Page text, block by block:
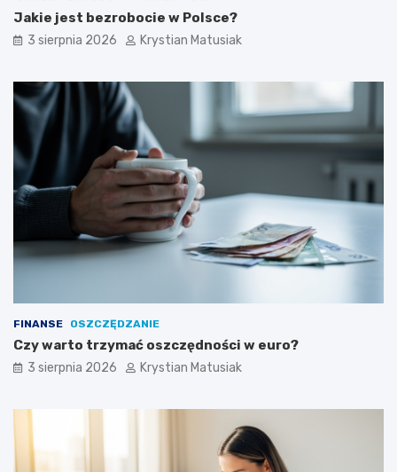
Jakie jest bezrobocie w Polsce?
3 sierpnia 2026 Krystian Matusiak
FINANSE OSZCZĘDZANIE
Czy warto trzymać oszczędności w euro?
3 sierpnia 2026 Krystian Matusiak